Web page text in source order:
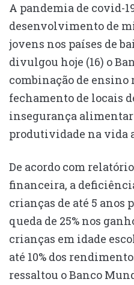
A pandemia de covid-
desenvolvimento de
jovens nos países de
divulgou hoje (16) o
combinação de
fechamento de locais
insegurança
produtividade na vida
De acordo com
financeira, a
crianças de até 5 anos
queda de 25% nos
crianças em idade
até 10% dos
ressaltou o Banco